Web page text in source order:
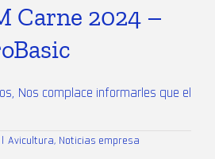
Carne 2024 –
Nos complace informarles que el
Avicultura, Noticias empresa